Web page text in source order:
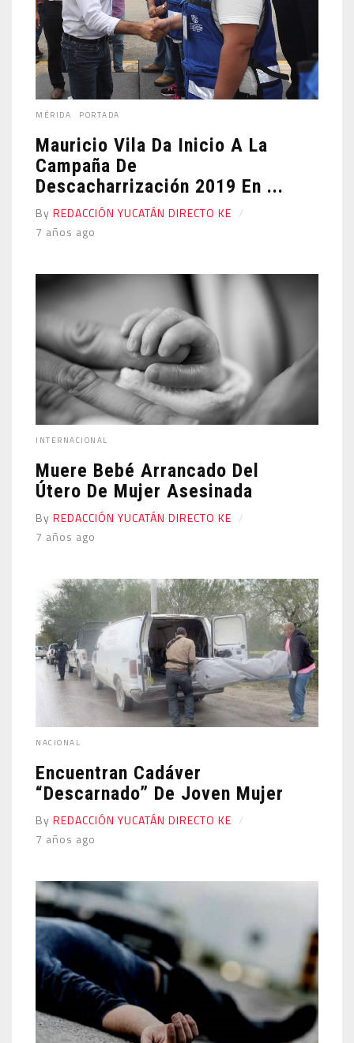
MÉRIDA PORTADA
Mauricio Vila Da Inicio A La
Campaña De
Descacharrización 2019 En ...
By REDACCIÓN YUCATÁN DIRECTO KE
7 años ago
INTERNACIONAL
Muere Bebé Arrancado Del
Útero De Mujer Asesinada
By REDACCIÓN YUCATÁN DIRECTO KE
7 años ago
NACIONAL
Encuentran Cadáver
“descarnado” De Joven Mujer
By REDACCIÓN YUCATÁN DIRECTO KE
7 años ago